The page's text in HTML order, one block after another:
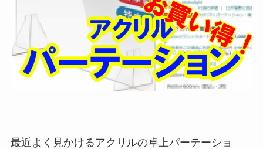
最近よく見かけるアクリルの卓上パーテーショ